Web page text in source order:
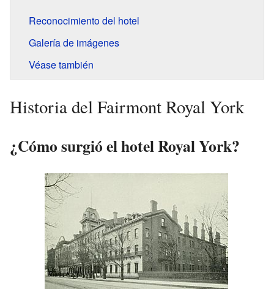
Reconocimiento del hotel
Galería de imágenes
Véase también
Historia del Fairmont Royal York
¿Cómo surgió el hotel Royal York?